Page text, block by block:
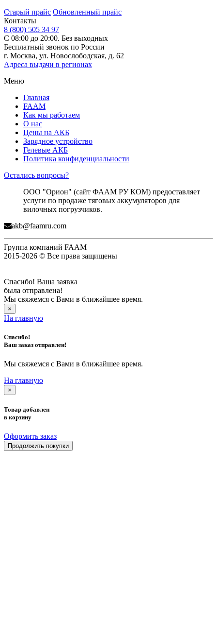
Старый прайс Обновленный прайс
Контакты
8 (800) 505 34 97
С 08:00 до 20:00. Без выходных
Бесплатный звонок по России
г. Москва, ул. Новослободская, д. 62
Адреса выдачи в регионах
Меню
Главная
FAAM
Как мы работаем
О нас
Цены на АКБ
Зарядное устройство
Гелевые АКБ
Политика конфиденциальности
Остались вопросы?
ООО "Орион" (сайт ФААМ РУ КОМ) предоставляет
услуги по продаже тяговых аккумуляторов для
вилочных погрузчиков.
akb@faamru.com
Группа компаний FAAM
2015-2026 © Все права защищены
Спасибо! Ваша заявка
была отправлена!
Мы свяжемся с Вами в ближайшее время.
×
На главную
Спасибо!
Ваш заказ отправлен!
Мы свяжемся с Вами в ближайшее время.
На главную
×
Товар добавлен
в корзину
Оформить заказ
Продолжить покупки